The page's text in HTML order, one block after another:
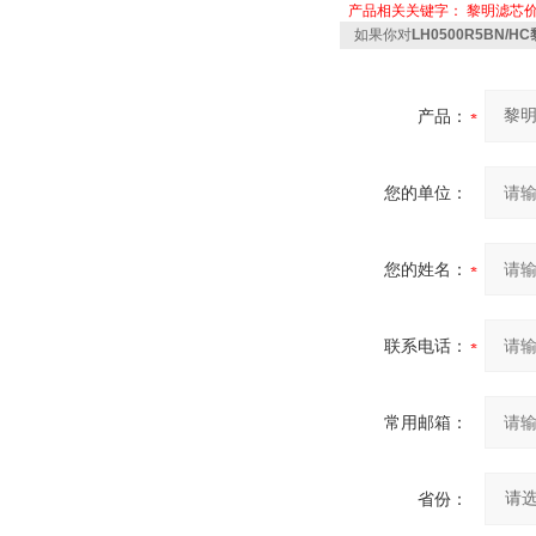
产品相关关键字： 黎明滤芯
如果你对LH0500R5BN/HC
产品：
您的单位：
您的姓名：
联系电话：
常用邮箱：
省份：